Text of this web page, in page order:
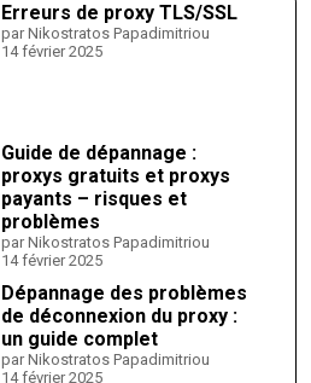
Erreurs de proxy TLS/SSL
par Nikostratos Papadimitriou
14 février 2025
Guide de dépannage :
proxys gratuits et proxys
payants – risques et
problèmes
par Nikostratos Papadimitriou
14 février 2025
Dépannage des problèmes
de déconnexion du proxy :
un guide complet
par Nikostratos Papadimitriou
14 février 2025